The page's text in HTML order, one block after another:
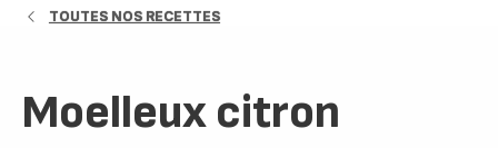
TOUTES NOS RECETTES
Moelleux citron